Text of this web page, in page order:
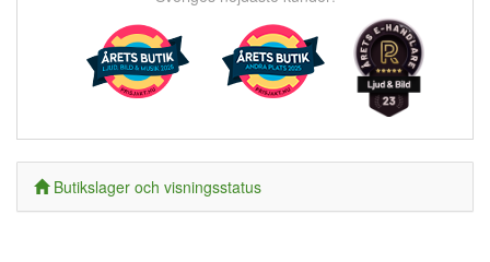
Butikslager och visningsstatus